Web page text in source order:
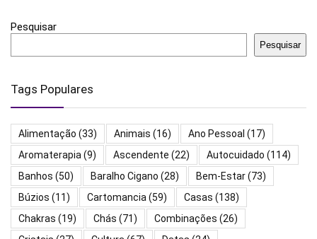
Pesquisar
Pesquisar
Tags Populares
Alimentação (33) Animais (16) Ano Pessoal (17)
Aromaterapia (9) Ascendente (22) Autocuidado (114)
Banhos (50) Baralho Cigano (28) Bem-Estar(73)
Búzios (11) Cartomancia (59) Casas (138)
Chakras (19) Chás (71) Combinações (26)